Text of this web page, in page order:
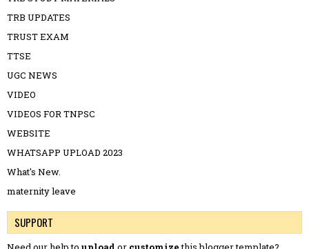
TRB UPDATES
TRUST EXAM
TTSE
UGC NEWS
VIDEO
VIDEOS FOR TNPSC
WEBSITE
WHATSAPP UPLOAD 2023
What's New.
maternity leave
SUPPORT